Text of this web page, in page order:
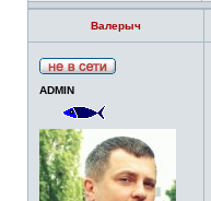
Валерыч
ADMIN